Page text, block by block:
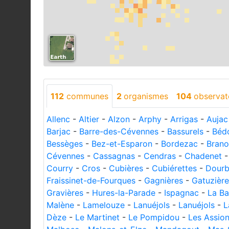
112 communes 2 organismes 104
Allenc - Altier - Alzon - Arphy - Arrigas - Aujac
Barjac - Barre-des-Cévennes - Bassurels -
Bessèges - Bez-et-Esparon - Bordezac -
Cévennes - Cassagnas - Cendras - Chadenet
Courry - Cros - Cubières - Cubiérettes -
Fraissinet-de-Fourques - Gagnières -
Gravières - Hures-la-Parade - Ispagnac - La
Malène - Lamelouze - Lanuéjols - Lanuéjols -
Dèze - Le Martinet - Le Pompidou - Les